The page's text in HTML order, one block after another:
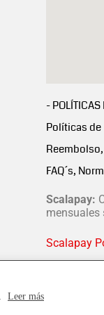
Leer más
-
Políticas
FAQ´s,
Scalapay:
mensuales
Scalapay